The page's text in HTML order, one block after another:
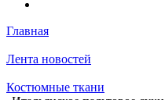
Главная
Лента новостей
Костюмные ткани